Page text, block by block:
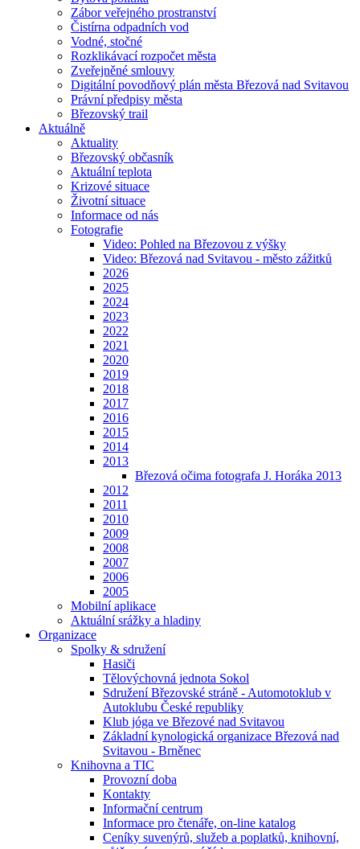
Zábor veřejného prostranství
Čistírna odpadních vod
Vodné, stočné
Rozklikávací rozpočet města
Zveřejněné smlouvy
Digitální povodňový plán města Březová nad Svitavou
Právní předpisy města
Březovský trail
Aktuálně
Aktuality
Březovský občasník
Aktuální teplota
Krizové situace
Životní situace
Informace od nás
Fotografie
Video: Pohled na Březovou z výšky
Video: Březová nad Svitavou - město zážitků
2026
2025
2024
2023
2022
2021
2020
2019
2018
2017
2016
2015
2014
2013
Březová očima fotografa J. Horáka 2013
2012
2011
2010
2009
2008
2007
2006
2005
Mobilní aplikace
Aktuální srážky a hladiny
Organizace
Spolky & sdružení
Hasiči
Tělovýchovná jednota Sokol
Sdružení Březovské stráně - Automotoklub v
Autoklubu České republiky
Klub jóga ve Březové nad Svitavou
Základní kynologická organizace Březová nad
Svitavou - Brněnec
Knihovna a TIC
Provozní doba
Kontakty
Informační centrum
Informace pro čtenáře, on-line katalog
Ceníky suvenýrů, služeb a poplatků, knihovní,